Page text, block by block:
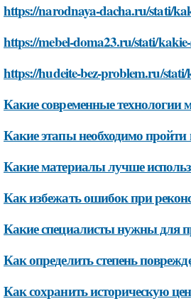
https://narodnaya-dacha.ru/stati/
https://mebel-doma23.ru/stati/
https://hudeite-bez-problem.ru/
Какие современные технологии
Какие этапы необходимо
Какие материалы лучше
Как избежать ошибок при
Какие специалисты нужны для
Как определить степень
Как сохранить историческую